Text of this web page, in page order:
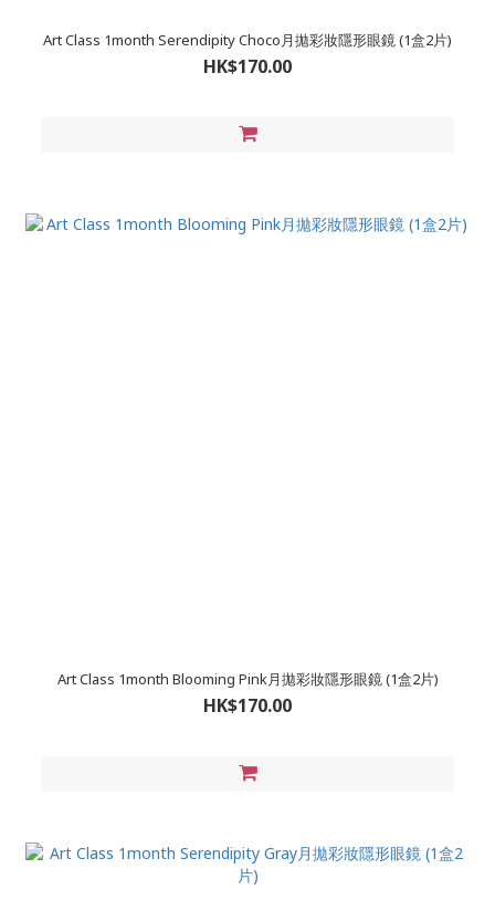
Art Class 1month Serendipity Choco月拋彩妝隱形眼鏡 (1盒2片)
HK$170.00
Art Class 1month Blooming Pink月拋彩妝隱形眼鏡 (1盒2片)
HK$170.00